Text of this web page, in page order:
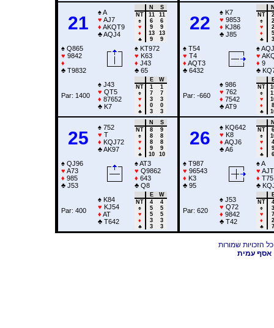
21
♠A
♥ AJ7
♦ AKQT9
♣AQJ4
N
S
NT
11
11
♠
6
6
♥
9
9
♦
13
13
♣
9 9
♠ Q865
♥ 9842
♦
♣ T9832
♠ KT972
♥ K63
♦ J43
♣ 65
Par: 1400
♠ J43
♥ QT5
♦ 87652
♣ K7
E
W
NT
1
1
♠
7
7
♥
3
3
♦
0
0
♣
3 3
22
♠ K7
♥ 9853
♦ KJ86
♣ J85
NT
2
♠
2
♥
2
♦
5
♣
3
♠ T54
♥ T4
♦ AQT3
♣ 6432
♠
♥
♦ 9
♣
Par: -660
♠ 986
♥ 762
♦ 7542
♣AT9
NT
♠
♥
♦
8
♣
25
♠ 752
♥ T
♦ KQJ72
♣AK97
N
S
NT
8
9
♠
8
8
♥
8
8
♦
9
9
♣
10 10
♠ QJ96
♥ A73
♦ 985
♣ J53
♠AT3
♥ Q9862
♦ 643
♣ Q8
Par: 400
♠ K84
♥ KJ54
♦ AT
♣ T642
E
W
NT
4
4
♠
5
5
♥
5
5
♦
3
3
♣
3 3
26
♠ KQ642
♥ K8
♦ AQJ6
♣A6
NT
6
♠
♥
4
♦
9
♣
6
♠ T987
♥ 96543
♦ K3
♣ 95
♠A
♥ AJT
♦ T75
♣
Par: 620
♠ J53
♥ Q72
♦ 9842
♣ T42
NT
4
♠
3
♥
7
♦
2
♣
7
אסף עמית